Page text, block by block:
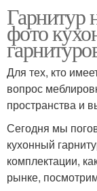
Гарнитур
фото
Для тех, кто
вопрос
пространства и
Сегодня мы
кухонный
комплектации,
рынке,